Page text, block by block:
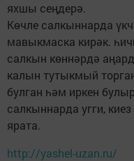
яхшы сеңдерә.
Көчле салкыннарда
мавыкмаска кирәк.
салкын көннәрдә
калын тутыкмый
булган һәм иркен
салкыннарда угги,
ярата.
http://yashel-uzan.ru/